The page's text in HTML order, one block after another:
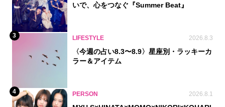
いで、心をつなぐ『Summer Beat』
3 LIFESTYLE 2026.8.3
〈今週の占い8.3〜8.9〉星座別・ラッキーカ
ラー＆アイテム
4 PERSON 2026.8.1